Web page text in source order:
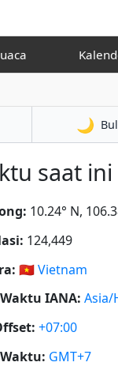
Cuaca
🌙
saat
10.24° N,
124,449
🇻🇳Vietnam
IANA: Asia/
+07:00
GMT+7